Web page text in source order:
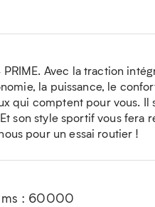
Avec la traction
la puissance, le
qui comptent pour vous.
son style sportif vous fera
pour un essai routier !
: 60000